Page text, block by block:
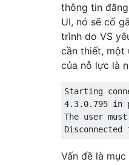
thông tin
UI, nó sẽ cố
trình do VS
cần thiết, một
của nỗ lực là
Starting
4.3.0.795 in
The user
Vấn đề là mục